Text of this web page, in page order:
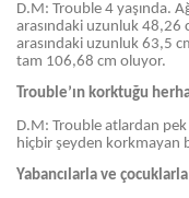
D.M: Trouble 4 yaşında.
arasındaki uzunluk 48,26
arasındaki uzunluk 63,5
tam 106,68 cm oluyor.
Trouble’ın korktuğu
D.M: Trouble atlardan
hiçbir şeyden korkmayan
Yabancılarla ve